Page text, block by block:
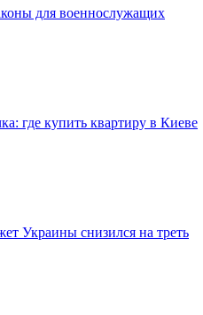
для военнослужащих
где купить квартиру в Киеве
Украины снизился на треть